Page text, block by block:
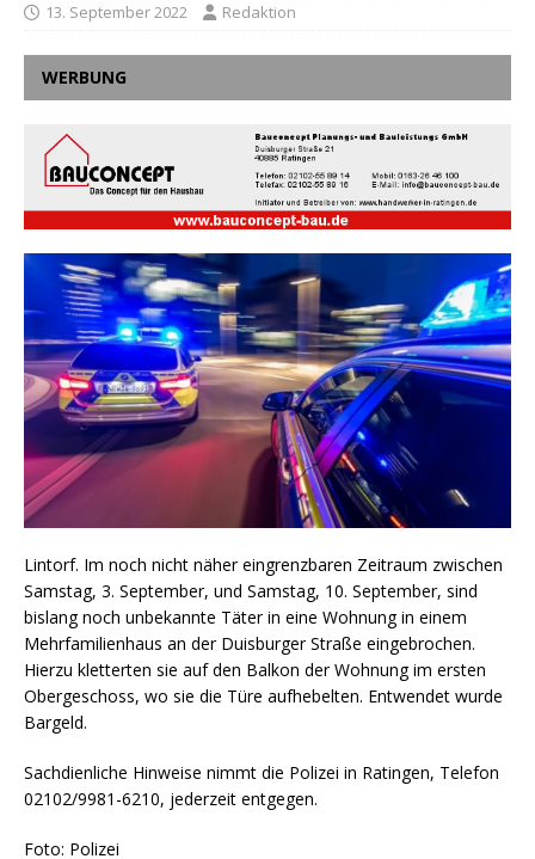
13. September 2022 Redaktion
WERBUNG
Lintorf. Im noch nicht näher eingrenzbaren Zeitraum zwischen
Samstag, 3. September, und Samstag, 10. September, sind
bislang noch unbekannte Täter in eine Wohnung in einem
Mehrfamilienhaus an der Duisburger Straße eingebrochen.
Hierzu kletterten sie auf den Balkon der Wohnung im ersten
Obergeschoss, wo sie die Türe aufhebelten. Entwendet wurde
Bargeld.
Sachdienliche Hinweise nimmt die Polizei in Ratingen, Telefon
02102/9981-6210, jederzeit entgegen.
Foto: Polizei